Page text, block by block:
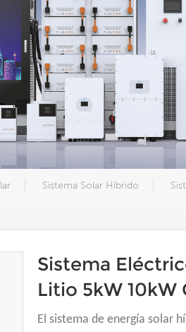
Sistema Solar Híbrido
Sistema
Litio 5kW 10kW
El sistema de energía solar